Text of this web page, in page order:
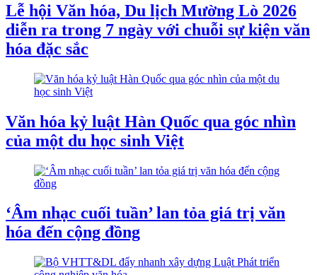
Lễ hội Văn hóa, Du lịch Mường Lò 2026
diễn ra trong 7 ngày với chuỗi sự kiện văn
hóa đặc sắc
Văn hóa kỷ luật Hàn Quốc qua góc nhìn
của một du học sinh Việt
‘Âm nhạc cuối tuần’ lan tỏa giá trị văn
hóa đến cộng đồng